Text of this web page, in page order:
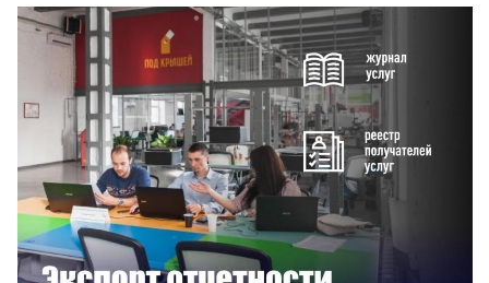
Смотреть проект